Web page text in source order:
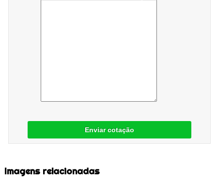
Enviar cotação
Imagens relacionadas